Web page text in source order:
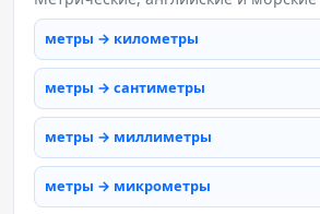
метры → километры
метры → сантиметры
метры → миллиметры
метры → микрометры